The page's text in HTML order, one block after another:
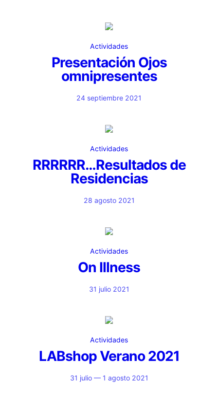
Actividades
Presentación Ojos
omnipresentes
24 septiembre 2021
Actividades
RRRRRR…Resultados de
Residencias
28 agosto 2021
Actividades
On Illness
31 julio 2021
Actividades
LABshop Verano 2021
31 julio — 1 agosto 2021